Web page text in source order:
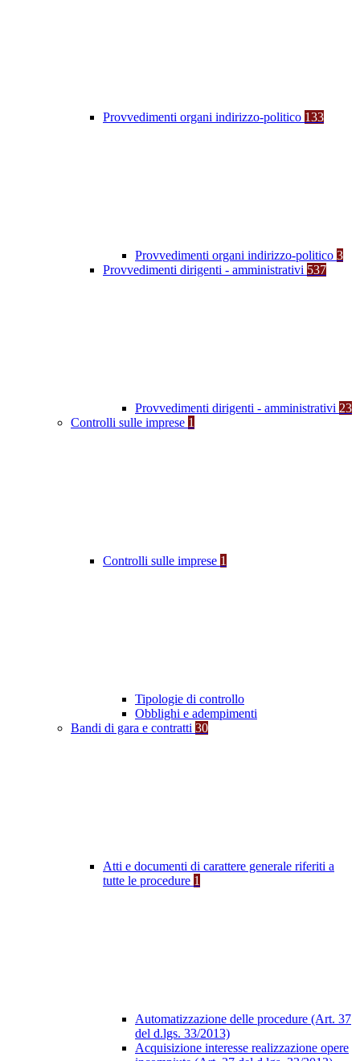
Provvedimenti organi indirizzo-politico 133
Provvedimenti organi indirizzo-politico 3
Provvedimenti dirigenti - amministrativi 537
Provvedimenti dirigenti - amministrativi 23
Controlli sulle imprese 1
Controlli sulle imprese 1
Tipologie di controllo
Obblighi e adempimenti
Bandi di gara e contratti 30
Atti e documenti di carattere generale riferiti a
tutte le procedure 1
Automatizzazione delle procedure (Art. 37
del d.lgs. 33/2013)
Acquisizione interesse realizzazione opere